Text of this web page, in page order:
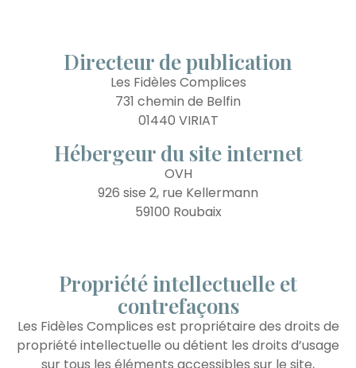
Directeur de publication
Les Fidèles Complices
731 chemin de Belfin
01440 VIRIAT
Hébergeur du site internet
OVH
926 sise 2, rue Kellermann
59100 Roubaix
Propriété intellectuelle et
contrefaçons
Les Fidèles Complices est propriétaire des droits de
propriété intellectuelle ou détient les droits d’usage